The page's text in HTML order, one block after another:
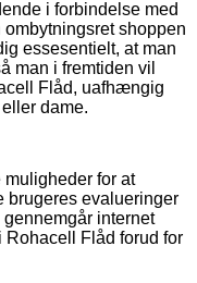
i forbindelse med
shoppen
essesentielt, at man
man i fremtiden vil
Flåd, uafhængig
dame.
for at
evalueringer
internet
Flåd forud for